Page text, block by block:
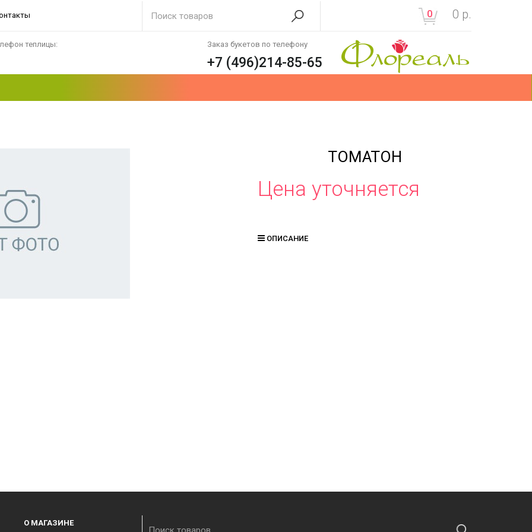
0 0 р.
теплицы: Заказ букетов по телефону
+7 (496)214-85-65
ТОМАТОН
Цена уточняется
ОПИСАНИЕ
О МАГАЗИНЕ